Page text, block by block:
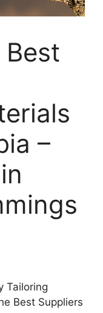
–
Tailoring
Best Suppliers